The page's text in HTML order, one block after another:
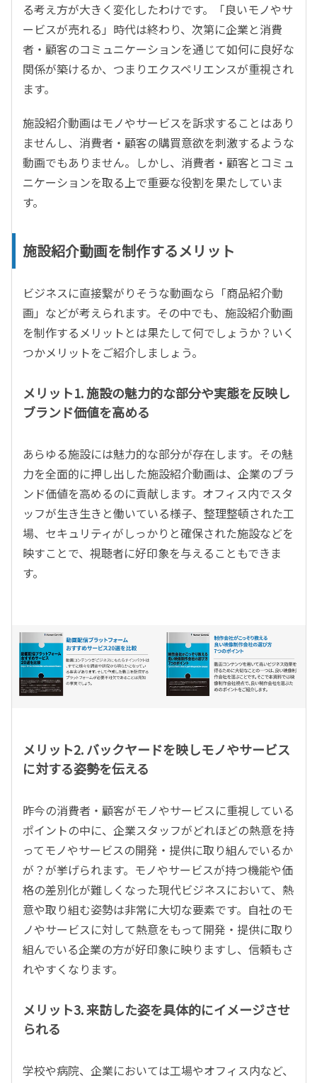
る考え方が大きく変化したわけです。「良いモノやサ
ービスが売れる」時代は終わり、次第に企業と消費
者・顧客のコミュニケーションを通じて如何に良好な
関係が築けるか、つまりエクスペリエンスが重視され
ます。
施設紹介動画はモノやサービスを訴求することはあり
ませんし、消費者・顧客の購買意欲を刺激するような
動画でもありません。しかし、消費者・顧客とコミュ
ニケーションを取る上で重要な役割を果たしていま
す。
施設紹介動画を制作するメリット
ビジネスに直接繋がりそうな動画なら「商品紹介動
画」などが考えられます。その中でも、施設紹介動画
を制作するメリットとは果たして何でしょうか？いく
つかメリットをご紹介しましょう。
メリット1. 施設の魅力的な部分や実態を反映し
ブランド価値を高める
あらゆる施設には魅力的な部分が存在します。その魅
力を全面的に押し出した施設紹介動画は、企業のブラ
ンド価値を高めるのに貢献します。オフィス内でスタ
ッフが生き生きと働いている様子、整理整頓された工
場、セキュリティがしっかりと確保された施設などを
映すことで、視聴者に好印象を与えることもできま
す。
メリット2. バックヤードを映しモノやサービス
に対する姿勢を伝える
昨今の消費者・顧客がモノやサービスに重視している
ポイントの中に、企業スタッフがどれほどの熱意を持
ってモノやサービスの開発・提供に取り組んでいるか
が？が挙げられます。モノやサービスが持つ機能や価
格の差別化が難しくなった現代ビジネスにおいて、熱
意や取り組む姿勢は非常に大切な要素です。自社のモ
ノやサービスに対して熱意をもって開発・提供に取り
組んでいる企業の方が好印象に映りますし、信頼もさ
れやすくなります。
メリット3. 来訪した姿を具体的にイメージさせ
られる
学校や病院、企業においては工場やオフィス内など、